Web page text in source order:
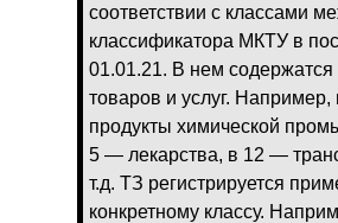
соответствии с классами
классификатора МКТУ в
01.01.21. В нем содержатся
товаров и услуг. Например,
продукты химической
5 — лекарства, в 12 —
т.д. ТЗ регистрируется
конкретному классу.